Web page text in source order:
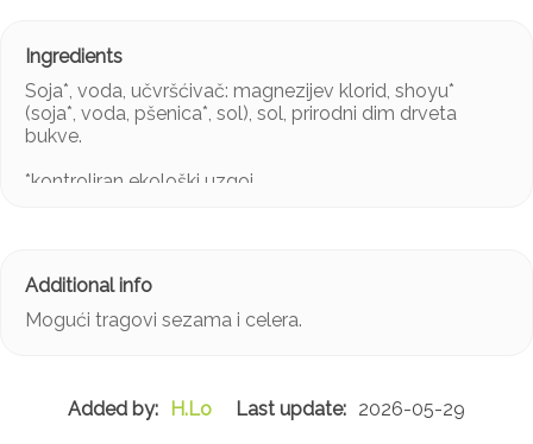
Soja*, voda, učvršćivač: magnezijev klorid, shoyu*
(soja*, voda, pšenica*, sol), sol, prirodni dim drveta
bukve.
*kontroliran ekološki uzgoj
Mogući tragovi sezama i celera.
H.Lo 2026-05-29